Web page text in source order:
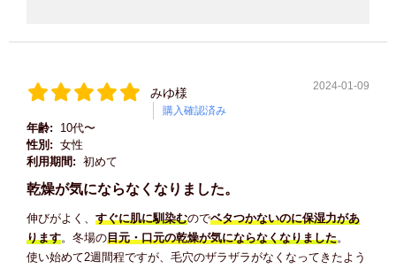
みゆ様
購入確認済み
2024-01-09
年齢:
10代〜
性別: 女性
利用期間: 初めて
乾燥が気にならなくなりました。
伸びがよく、 すぐに肌に馴染むのでベタつかないのに保湿力があ
ります。冬場の目元・口元の乾燥が気にならなくなりました。
使い始めて2週間程ですが、毛穴のザラザラがなくなってきたよう